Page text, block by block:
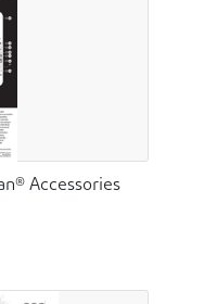
Accessories